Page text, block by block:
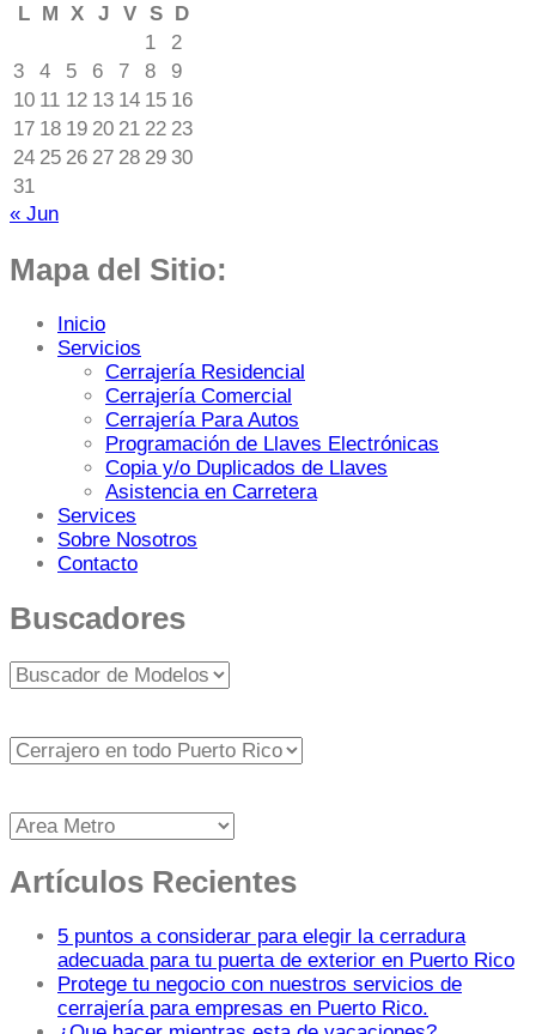
L
M X J V S
D
1
2
3
4 5 6 7 8
9
10 11 12 13 14 15 16
17 18 19 20 21 22 23
24 25 26 27 28 29 30
31
« Jun
Mapa del Sitio:
Inicio
Servicios
Cerrajería Residencial
Cerrajería Comercial
Cerrajería Para Autos
Programación de Llaves Electrónicas
Copia y/o Duplicados de Llaves
Asistencia en Carretera
Services
Sobre Nosotros
Contacto
Buscadores
Artículos Recientes
5 puntos a considerar para elegir la cerradura
adecuada para tu puerta de exterior en Puerto Rico
Protege tu negocio con nuestros servicios de
cerrajería para empresas en Puerto Rico.